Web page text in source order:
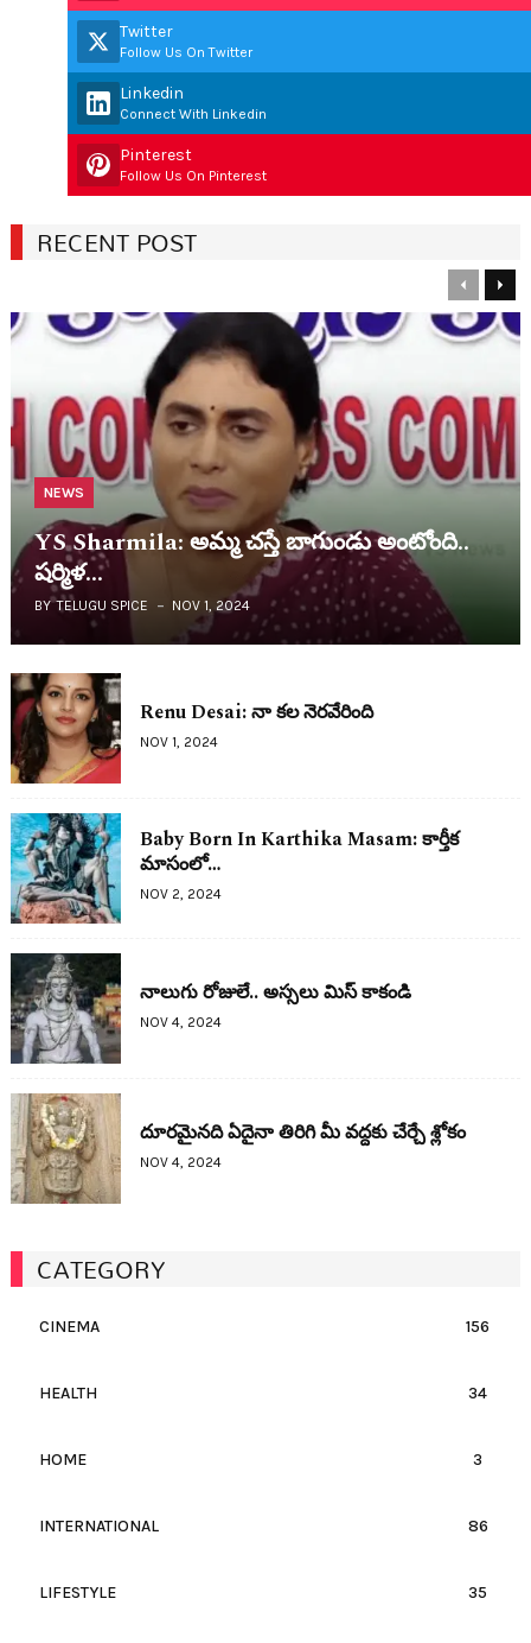
Twitter
Follow Us On Twitter
Linkedin
Connect With Linkedin
Pinterest
Follow Us On Pinterest
RECENT POST
Previous
NEWS
YS Sharmila: అమ్మ చ‌స్తే బాగుండు అంటోంది..
ష‌ర్మిళ…
BY TELUGU SPICE NOV 1, 2024
Renu Desai: నా క‌ల నెర‌వేరింది
NOV 1, 2024
Baby Born In Karthika Masam: కార్తీక
మాసంలో…
NOV 2, 2024
నాలుగు రోజులే.. అస్స‌లు మిస్ కాకండి
NOV 4, 2024
దూరమైనది ఏదైనా తిరిగి మీ వద్దకు చేర్చే శ్లోకం
NOV 4, 2024
CATEGORY
CINEMA 156
HEALTH 34
HOME 3
INTERNATIONAL 86
LIFESTYLE 35